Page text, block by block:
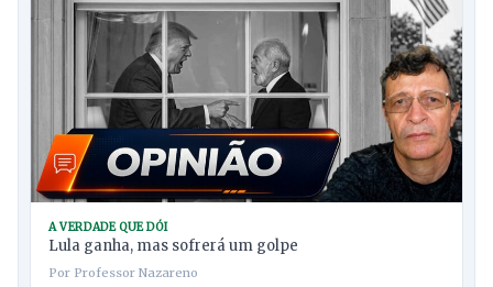
A VERDADE QUE DÓI
Lula ganha, mas sofrerá um golpe
Por Professor Nazareno